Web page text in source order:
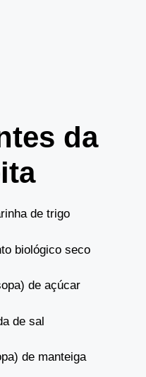
da
de trigo
biológico seco
de açúcar
de sal
de manteiga